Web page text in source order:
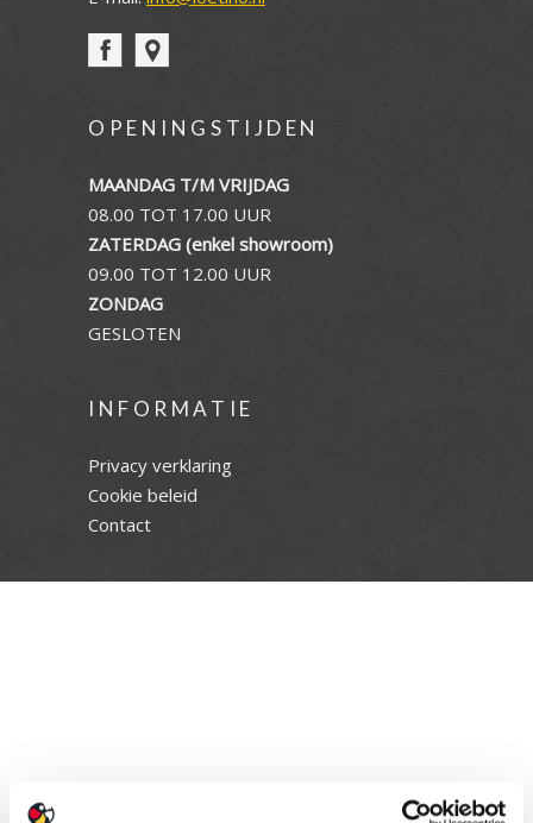
OPENINGSTIJDEN
MAANDAG T/M VRIJDAG
08.00 TOT 17.00 UUR
ZATERDAG (enkel showroom)
09.00 TOT 12.00 UUR
ZONDAG
GESLOTEN
INFORMATIE
Privacy verklaring
Cookie beleid
Contact